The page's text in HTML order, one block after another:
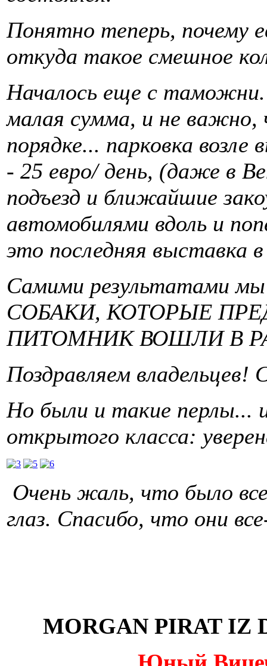
Понятно теперь, почему
откуда такое смешное
Началось еще с
малая сумма, и не важно,
порядке... парковка
- 25 евро/ день, (даже в
подъезд и ближайшие
автомобилями вдоль и
это последняя выставка
Самими результатами
СОБАКИ, КОТОРЫЕ
ПИТОМНИК ВОШЛИ В
Поздравляем
Но были и такие перлы...
открытого класса:
Очень жаль, что было
глаз. Спасибо, что они
MORGAN PIRAT IZ